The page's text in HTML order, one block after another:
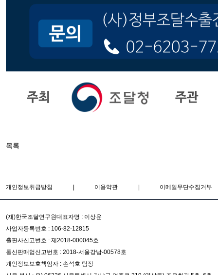
목록
개인정보취급방침 | 이용약관 | 이메일무단수집거부
(재)한국조달연구원대표자명 : 이상윤
사업자등록번호 : 106-82-12815
출판사신고번호 : 제2018-000045호
통신판매업신고번호 : 2018-서울강남-00578호
개인정보보호책임자 : 손석호 팀장